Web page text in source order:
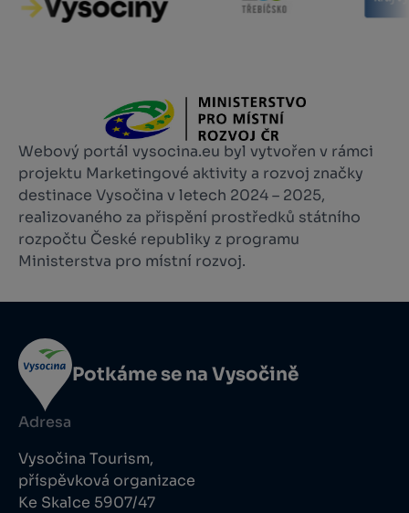
Webový portál vysocina.eu byl vytvořen v rámci
projektu Marketingové aktivity a rozvoj značky
destinace Vysočina v letech 2024 – 2025,
realizovaného za přispění prostředků státního
rozpočtu České republiky z programu
Ministerstva pro místní rozvoj.
Potkáme se na Vysočině
Adresa
Vysočina Tourism,
příspěvková organizace
Ke Skalce 5907/47